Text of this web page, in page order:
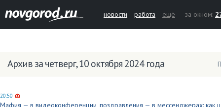
новости работа ещё за окном:
Архив за четверг, 10 октября 2024 года
20:50
Мафия — в видеоконференции, поздравления — в мессенджерах: как